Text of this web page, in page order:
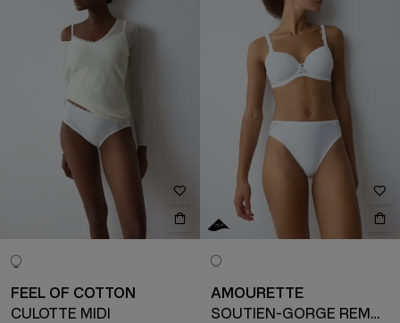
FEEL OF COTTON
CULOTTE MIDI
AMOURETTE
SOUTIEN-GORGE REMBOURRÉ AVEC ARMATURE